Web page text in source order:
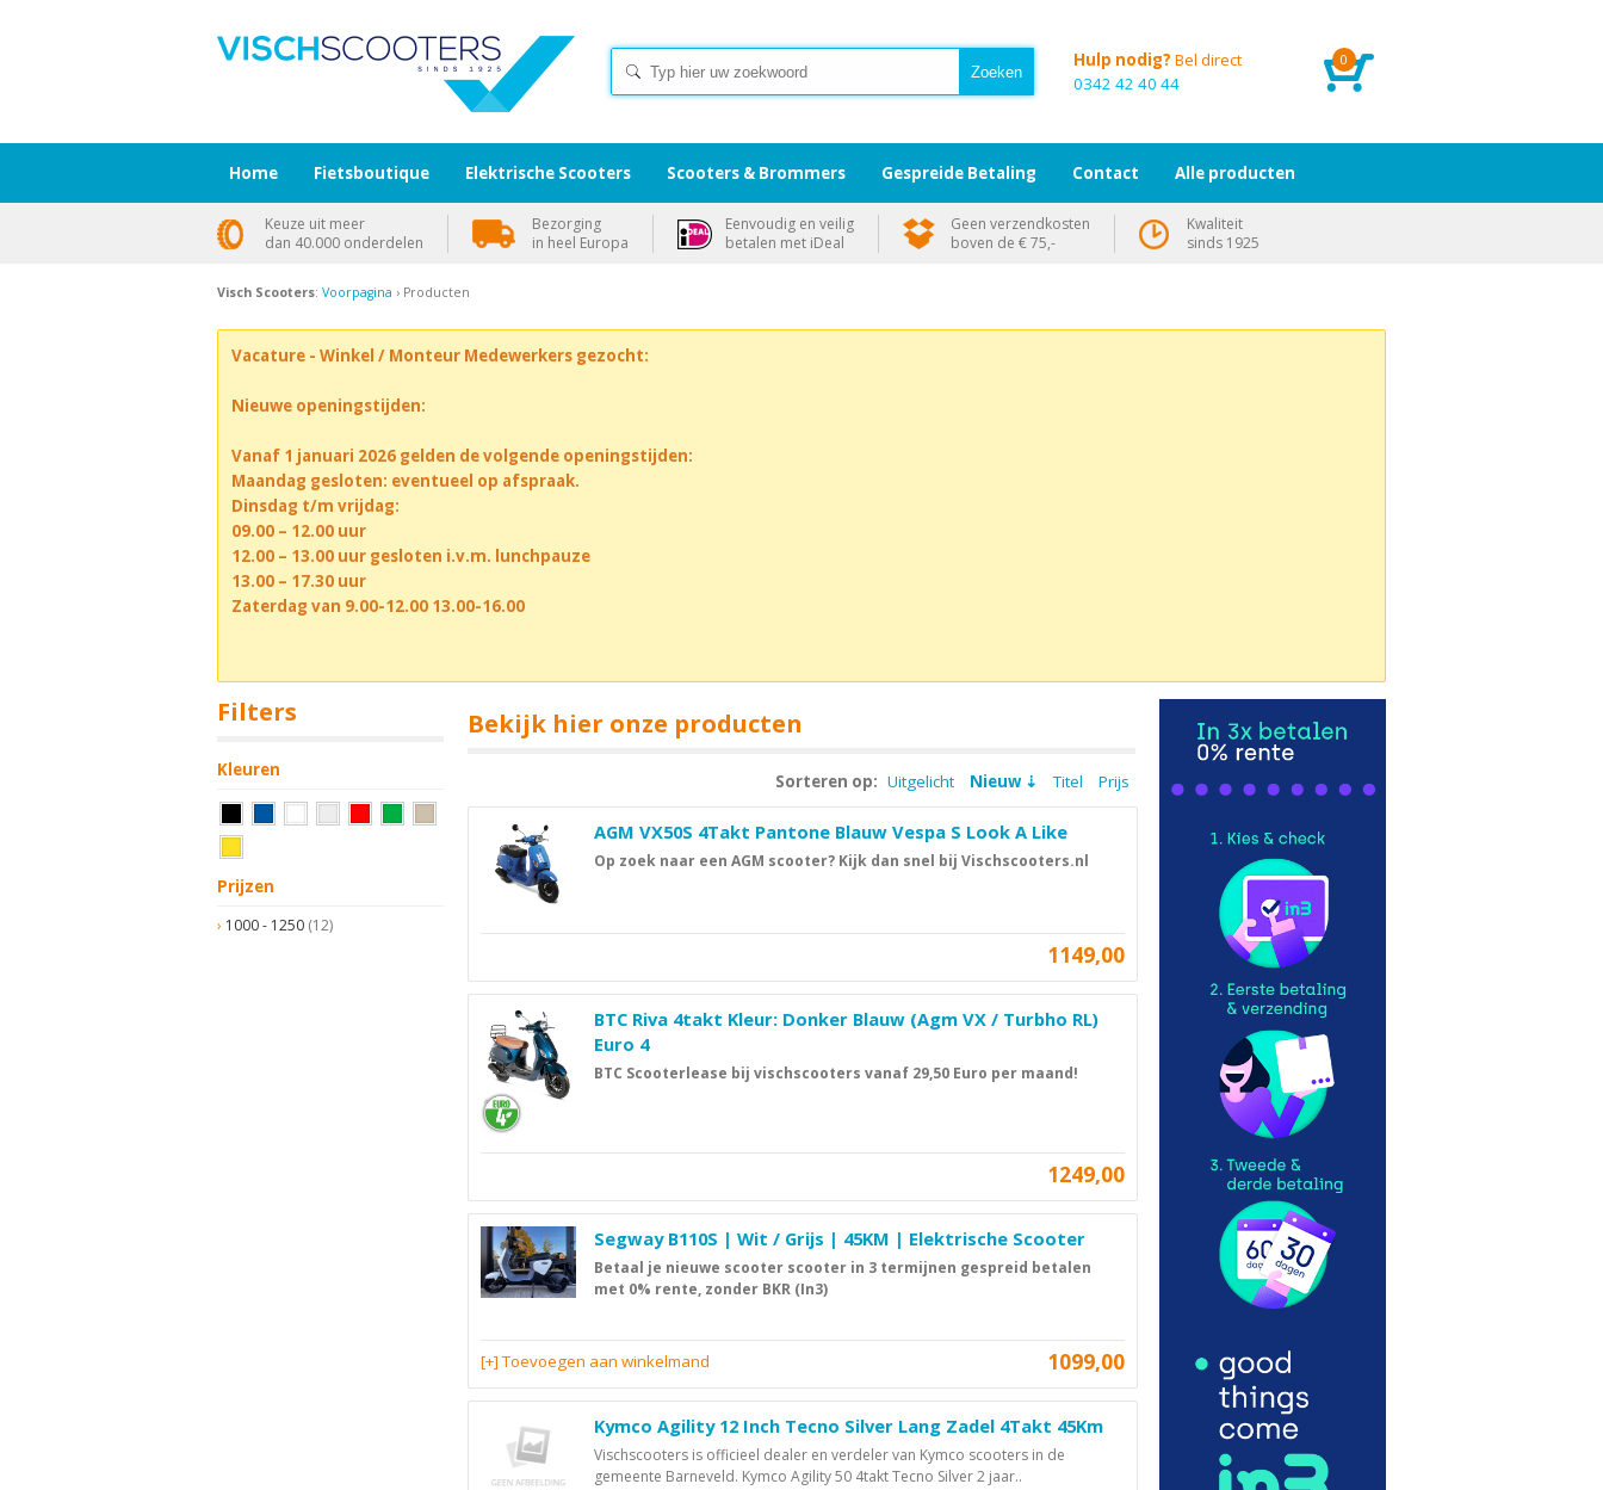
0
Hulp nodig? Bel direct
0342 42 40 44
Visch Scooters: Voorpagina › Producten
Vacature - Winkel / Monteur Medewerkers gezocht:
Nieuwe openingstijden:
Vanaf 1 januari 2026 gelden de volgende openingstijden:
Maandag gesloten: eventueel op afspraak.
Dinsdag t/m vrijdag:
09.00 – 12.00 uur
12.00 – 13.00 uur gesloten i.v.m. lunchpauze
13.00 – 17.30 uur
Zaterdag van 9.00-12.00 13.00-16.00
Filters
Kleuren
Prijzen
1000 - 1250 (12)
Bekijk hier onze producten
Sorteren op: Uitgelicht Nieuw Titel Prijs
AGM VX50S 4Takt Pantone Blauw Vespa S Look A Like
Op zoek naar een AGM scooter? Kijk dan snel bij Vischscooters.nl
1149,00
BTC Riva 4takt Kleur: Donker Blauw (Agm VX / Turbho RL)
Euro 4
BTC Scooterlease bij vischscooters vanaf 29,50 Euro per maand!
1249,00
Segway B110S | Wit / Grijs | 45KM | Elektrische Scooter
Betaal je nieuwe scooter scooter in 3 termijnen gespreid betalen
met 0% rente, zonder BKR (In3)
1099,00
[+] Toevoegen aan winkelmand
Kymco Agility 12 Inch Tecno Silver Lang Zadel 4Takt 45Km
Vischscooters is officieel dealer en verdeler van Kymco scooters in de
gemeente Barneveld. Kymco Agility 50 4takt Tecno Silver 2 jaar..
Home Fietsboutique Elektrische Scooters Scooters & Brommers Gespreide Betaling Contact Alle producten
Keuze uit meer
dan 40.000 onderdelen
Bezorging
in heel Europa
Eenvoudig en veilig
betalen met iDeal
Geen verzendkosten
boven de € 75,-
Kwaliteit
sinds 1925